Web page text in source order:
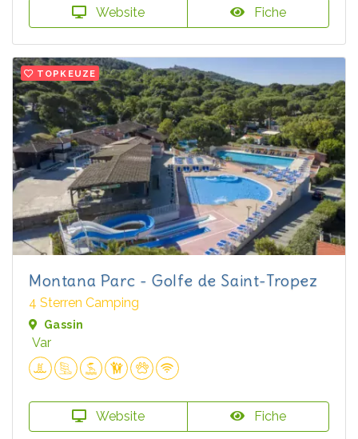
Website Fiche
TOPKEUZE
Montana Parc - Golfe de Saint-Tropez
4 Sterren Camping
Gassin
Var
Website Fiche